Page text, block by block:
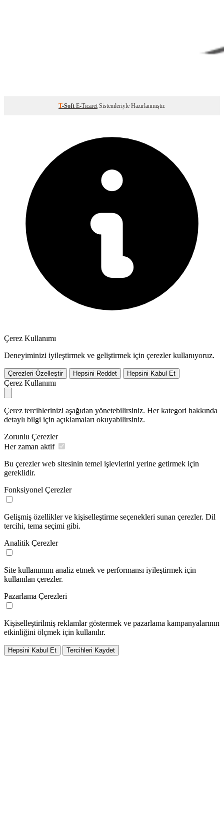
T-Soft E-Ticaret Sistemleriyle Hazırlanmıştır.
Çerez Kullanımı
Deneyiminizi iyileştirmek ve geliştirmek için çerezler kullanıyoruz.
Çerezleri Özelleştir Hepsini Reddet Hepsini Kabul Et
Çerez Kullanımı
Çerez tercihlerinizi aşağıdan yönetebilirsiniz. Her kategori hakkında
detaylı bilgi için açıklamaları okuyabilirsiniz.
Zorunlu Çerezler
Her zaman aktif
Bu çerezler web sitesinin temel işlevlerini yerine getirmek için
gereklidir.
Fonksiyonel Çerezler
Gelişmiş özellikler ve kişiselleştirme seçenekleri sunan çerezler. Dil
tercihi, tema seçimi gibi.
Analitik Çerezler
Site kullanımını analiz etmek ve performansı iyileştirmek için
kullanılan çerezler.
Pazarlama Çerezleri
Kişiselleştirilmiş reklamlar göstermek ve pazarlama kampanyalarının
etkinliğini ölçmek için kullanılır.
Hepsini Kabul Et Tercihleri Kaydet